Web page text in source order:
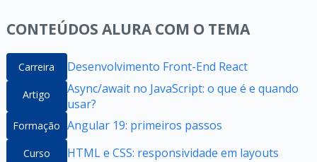
CONTEÚDOS ALURA COM O TEMA
Carreira Desenvolvimento Front-End React
Artigo
Async/await no JavaScript: o que é e quando
usar?
Formação Angular 19: primeiros passos
Curso HTML e CSS: responsividade em layouts